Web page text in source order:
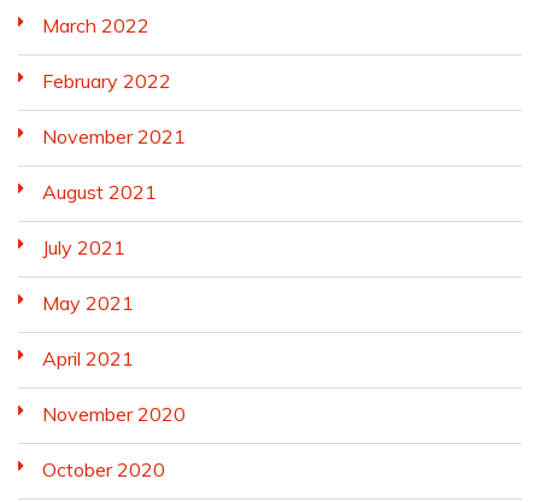
March 2022
February 2022
November 2021
August 2021
July 2021
May 2021
April 2021
November 2020
October 2020